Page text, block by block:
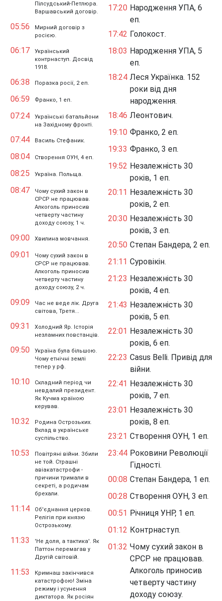
Пілсудський-Петлюра.
Варшавський договір.
05:56
Мирний договір з
росією.
06:17
Український
контрнаступ. Досвід
1918.
06:38 Поразка росії, 2 еп.
06:59 Франко, 1 еп.
07:24
Українські батальйони
на Західному фронті.
07:44 Василь Стефаник.
08:04 Створення ОУН, 4 еп.
08:25 Україна. Польща.
08:47
Чому сухий закон в
СРСР не працював.
Алкоголь приносив
четверту частину
доходу союзу, 1 ч.
09:00 Хвилина мовчання.
09:01
Чому сухий закон в
СРСР не працював.
Алкоголь приносив
четверту частину
доходу союзу, 2 ч.
09:09
Час не веде лік. Друга
світова, Третя...
09:31
Холодний Яр. Історія
незламних повстанців.
09:50
Україна була більшою.
Чому етнічні землі
тепер у рф.
10:10
Складний період чи
невдалий президент.
Як Кучма країною
керував.
10:32
Родина Острозьких.
Вклад в українське
суспільство.
10:53
Повітряні війни. Збили
не той. Страшні
авіакатастрофи -
причини тримали в
секреті, а родичам
брехали.
11:14
Об'єднання церков.
Релігія при князю
Острозькому.
11:33
'Не доля, а тактика'. Як
Паттон перемагав у
Другій світовій.
11:53
Кримнаш закінчився
катастрофою! Зміна
режиму і усунення
диктатора. Як росіян
17:20 Народження УПА, 6
еп.
17:42 Голокост.
18:03 Народження УПА, 5
еп.
18:24 Леся Українка. 152
роки від дня
народження.
18:46 Леонтович.
19:10 Франко, 2 еп.
19:33 Франко, 3 еп.
19:52 Незалежність 30
років, 1 еп.
20:11 Незалежність 30
років, 2 еп.
20:30 Незалежність 30
років, 3 еп.
20:50 Степан Бандера, 2 еп.
21:11 Суровікін.
21:23 Незалежність 30
років, 4 еп.
21:43 Незалежність 30
років, 5 еп.
22:01 Незалежність 30
років, 6 еп.
22:23 Casus Belli. Привід для
війни.
22:41 Незалежність 30
років, 7 еп.
23:01 Незалежність 30
років, 8 еп.
23:21 Створення ОУН, 1 еп.
23:44 Роковини Революції
Гідності.
00:08 Степан Бандера, 1 еп.
00:28 Створення ОУН, 3 еп.
00:51 Річниця УНР, 1 еп.
01:12 Контрнаступ.
01:32 Чому сухий закон в
СРСР не працював.
Алкоголь приносив
четверту частину
доходу союзу.